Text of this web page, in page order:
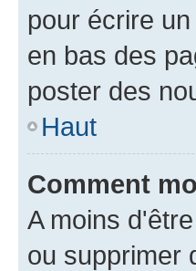
pour écrire
en bas des
poster des
Haut
Comment
A moins
ou supprimer